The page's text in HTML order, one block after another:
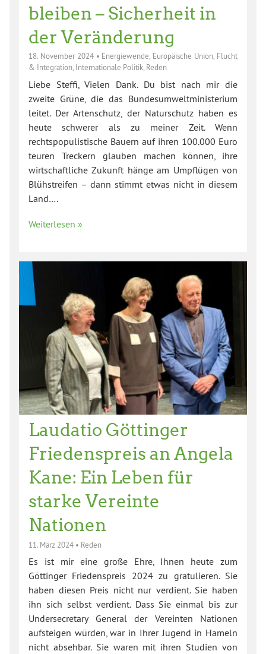
bleiben – Sicherheit in
der Veränderung
18. November 2024• Energiewende, Europäische Union, Flucht
& Integration, Internationale Politik, Reden
Liebe Steffi, Vielen Dank. Du bist nach mir die
zweite Grüne, die das Bundesumweltministerium
leitet. Der Artenschutz, der Naturschutz haben es
heute schwerer als zu meiner Zeit. Wenn
rechtspopulistische Bauern auf ihren 100.000 Euro
teuren Treckern glauben machen können, ihre
wirtschaftliche Zukunft hänge am Umpflügen von
Blühstreifen – dann stimmt etwas nicht in diesem
Land….
Weiterlesen »
Laudatio Göttinger
Friedenspreis an Angela
Kane: Ein Leben für
starke Vereinte
Nationen
11. März 2024 • Reden
Es ist mir eine große Ehre, Ihnen heute zum
Göttinger Friedenspreis 2024 zu gratulieren. Sie
haben diesen Preis nicht nur verdient. Sie haben
ihn sich selbst verdient. Dass Sie einmal bis zur
Undersecretary General der Vereinten Nationen
aufsteigen würden, war in Ihrer Jugend in Hameln
nicht absehbar. Sie waren mit ihren Studien von